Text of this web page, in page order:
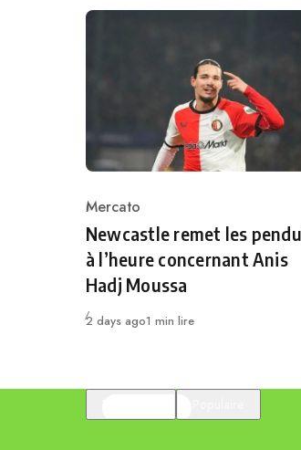
Category
Mercato
Newcastle remet les
à l’heure concernant Anis
Hadj Moussa
Publié
2 days ago1 min lire